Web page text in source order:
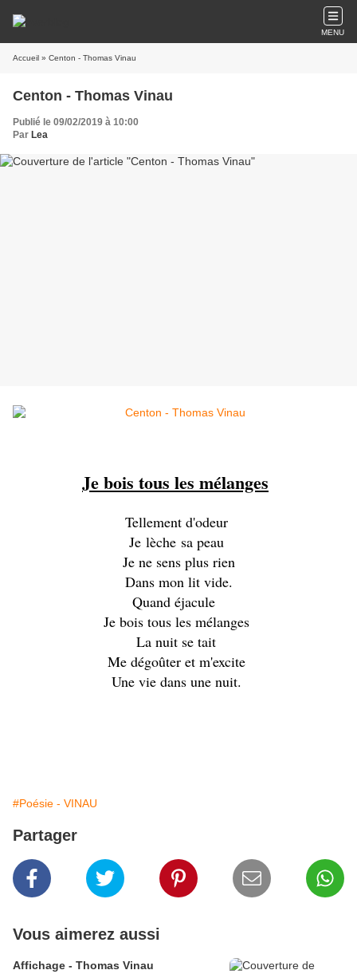
MENU
Accueil » Centon - Thomas Vinau
Centon - Thomas Vinau
Publié le 09/02/2019 à 10:00
Par Lea
Je bois tous les mélanges
Tellement d'odeur
Je lèche sa peau
Je ne sens plus rien
Dans mon lit vide.
Quand éjacule
Je bois tous les mélanges
La nuit se tait
Me dégoûter et m'excite
Une vie dans une nuit.
#Poésie - VINAU
Partager
Vous aimerez aussi
Affichage - Thomas Vinau